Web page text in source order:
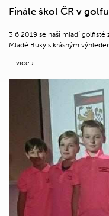
Finále škol ČR v golfu
3.6.2019 se naši mladí
Mladé Buky s krásným
více ›